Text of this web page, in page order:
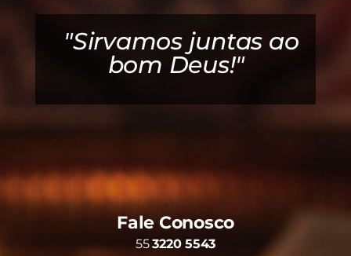
"Sirvamos juntas ao
bom Deus!"
Fale Conosco
553220 5543